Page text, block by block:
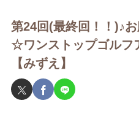
第24回(最終回！！︎)♪
☆ワンストップゴルフ
【みずえ】